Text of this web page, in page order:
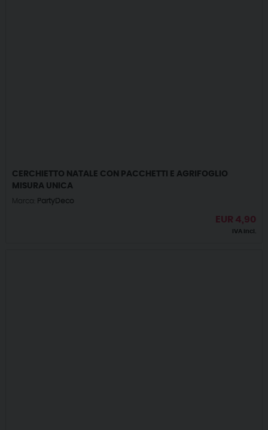
CERCHIETTO NATALE CON PACCHETTI E AGRIFOGLIO
MISURA UNICA
Marca: PartyDeco
EUR 4,90
IVA incl.